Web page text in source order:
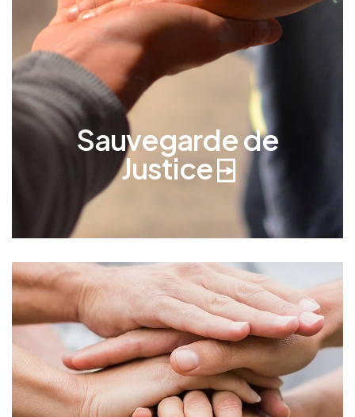
Sauvegarde de
Justice ⍈
judiciaire qui protège les intérêts d’une
personne incapable de le faire seule en raison de
sa santé. Elle peut être temporaire et nécessite
l’intervention d’un sauvegardeur désigné par le
juge des tutelles pour prendre certaines
décisions en son nom.
Curatelle